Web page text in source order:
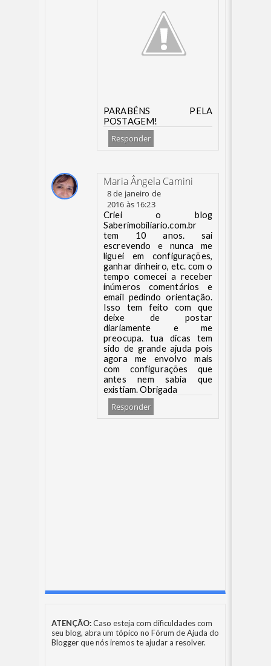
PARABÉNS PELA
POSTAGEM!
Responder
Maria Ângela Camini
8 de janeiro de
2016 às 16:23
Criei o blog
Saberimobiliario.com.br
tem 10 anos. sai
escrevendo e nunca me
liguei em configurações,
ganhar dinheiro, etc. com o
tempo comecei a receber
inúmeros comentários e
email pedindo orientação.
Isso tem feito com que
deixe de postar
diariamente e me
preocupa. tua dicas tem
sido de grande ajuda pois
agora me envolvo mais
com configurações que
antes nem sabia que
existiam. Obrigada
Responder
ATENÇÃO:Caso esteja com dificuldades com
seu blog, abra um tópico no Fórum de Ajuda do
Bloggerque nós iremos te ajudar a resolver.